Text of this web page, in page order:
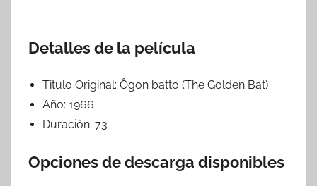
Detalles de la película
Titulo Original: Ôgon batto (The Golden Bat)
Año: 1966
Duración: 73
Opciones de descarga disponibles